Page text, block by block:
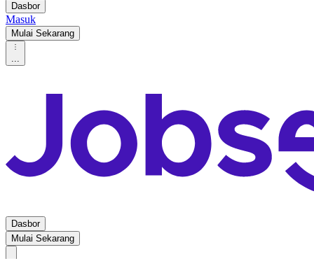
Dasbor
Masuk
Mulai Sekarang
...
Dasbor
Mulai Sekarang